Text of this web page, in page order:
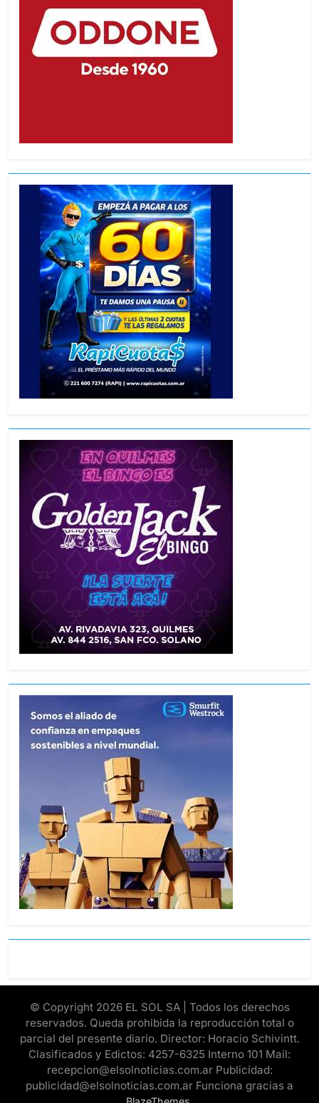
© Copyright 2026 EL SOL SA | Todos los derechos
reservados. Queda prohibida la reproducción total o
parcial del presente diario. Director: Horacio Schivintt.
Clasificados y Edictos: 4257-6325 Interno 101 Mail:
recepcion@elsolnoticias.com.ar Publicidad:
publicidad@elsolnoticias.com.ar Funciona gracias a